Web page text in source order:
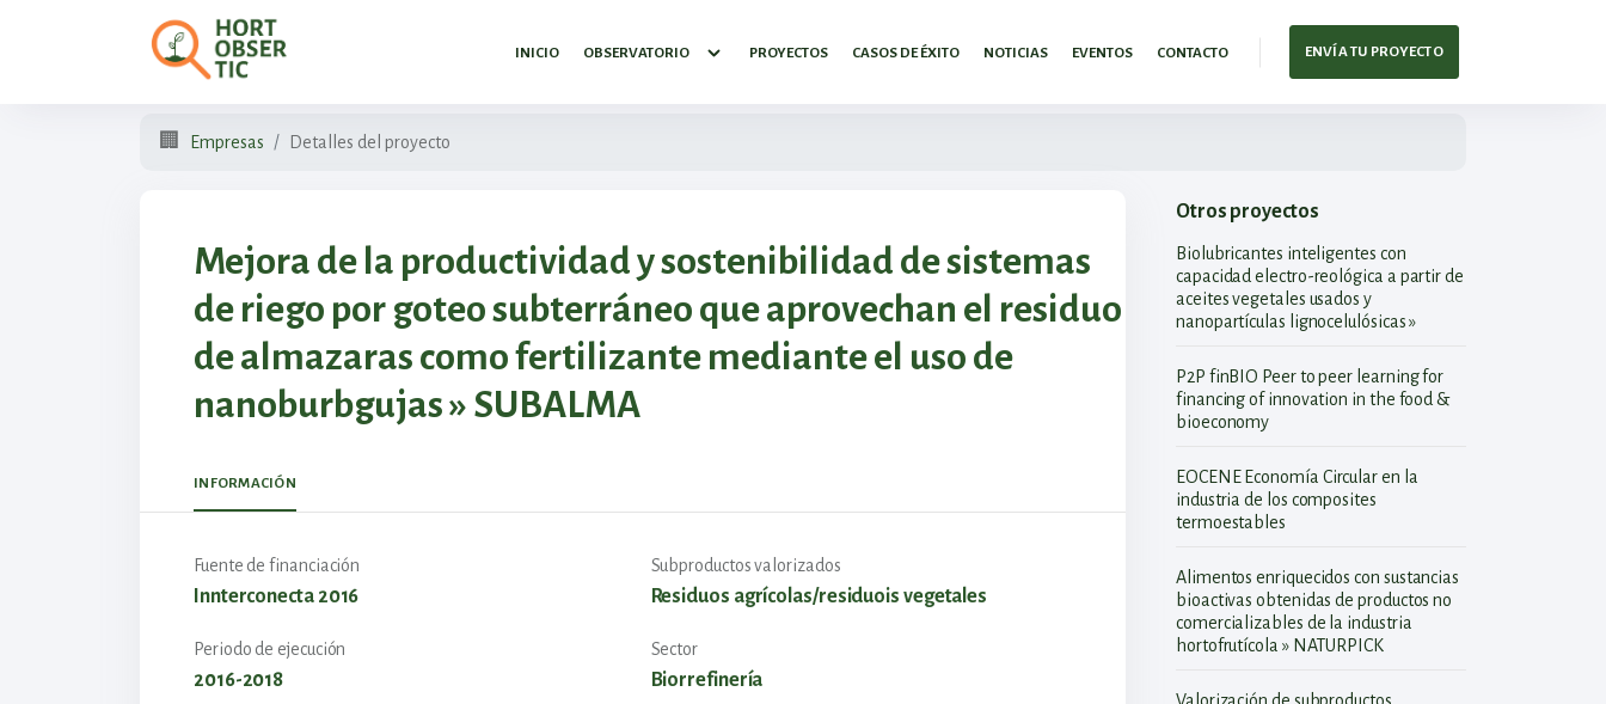
INICIO OBSERVATORIO PROYECTOS CASOS DE ÉXITO NOTICIAS EVENTOS CONTACTO ENVÍA TU PROYECTO
🏢 Empresas Detalles del proyecto
Mejora de la productividad y sostenibilidad de sistemas
de riego por goteo subterráneo que aprovechan el residuo
de almazaras como fertilizante mediante el uso de
nanoburbgujas » SUBALMA
INFORMACIÓN
Fuente de financiación
Innterconecta 2016
Periodo de ejecución
2016-2018
Subproductos valorizados
Residuos agrícolas/residuois vegetales
Sector
Biorrefinería
Otros proyectos
Biolubricantes inteligentes con
capacidad electro-reológica a partir de
aceites vegetales usados y
nanopartículas lignocelulósicas »
P2P finBIO Peer to peer learning for
financing of innovation in the food &
bioeconomy
EOCENE Economía Circular en la
industria de los composites
termoestables
Alimentos enriquecidos con sustancias
bioactivas obtenidas de productos no
comercializables de la industria
hortofrutícola » NATURPICK